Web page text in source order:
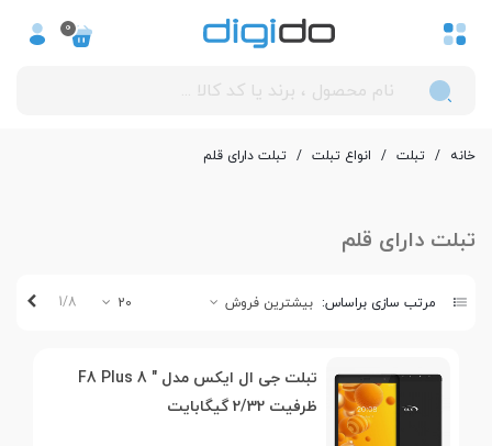
0
خانه / تبلت / انواع تبلت / تبلت دارای قلم
تبلت دارای قلم
مرتب سازی براساس: بیشترین فروش 20
1/8
تبلت جی ال ایکس مدل " 8 F8 Plus
ظرفیت 2/32 گیگابایت